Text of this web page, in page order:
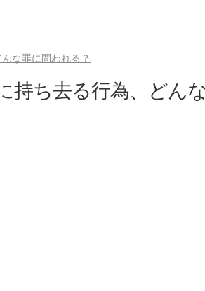
な罪に問われる？
持ち去る行為、どんな